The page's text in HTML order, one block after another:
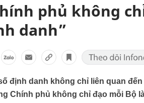
phủ không
danh”
định danh không chỉ liên quan
Chính phủ không chỉ đạo mỗi Bộ